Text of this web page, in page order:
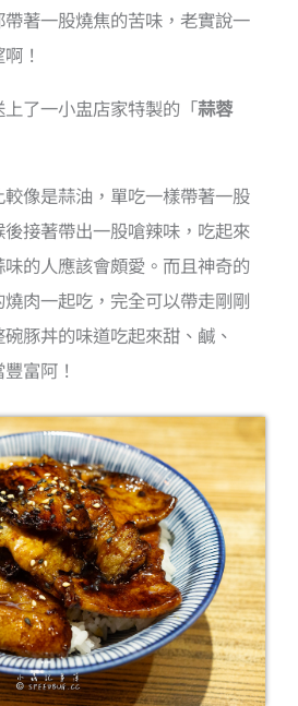
著一股燒焦的苦味，老實說一
！
了一小盅店家特製的「蒜蓉
像是蒜油，單吃一樣帶著一股
接著帶出一股嗆辣味，吃起來
的人應該會頗愛。而且神奇的
肉一起吃，完全可以帶走剛剛
豚丼的味道吃起來甜、鹹、
富阿！